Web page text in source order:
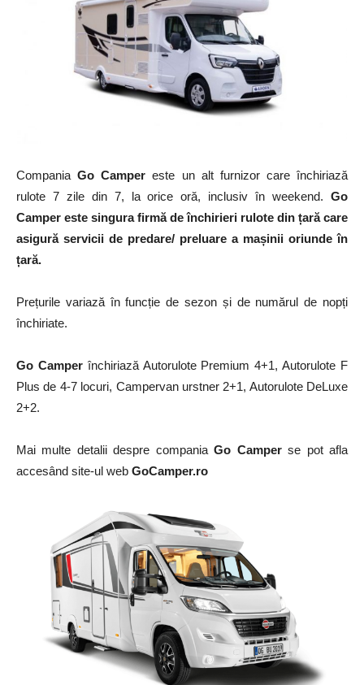
CompaniaGo Camper este un alt furnizor care închiriază
rulote 7 zile din 7, la orice oră, inclusiv în weekend. Go
Camper este singura firmă de închirieri rulote din țară care
asigură servicii de predare/ preluare a mașinii oriunde în
țară.
Prețurile variază în funcție de sezon și de numărul de nopți
închiriate.
Go Camperînchiriază Autorulote Premium 4+1, Autorulote F
Plus de 4-7 locuri, Campervan urstner 2+1, Autorulote DeLuxe
2+2.
Mai multe detalii despre companiaGo Camperse pot afla
accesând site-ul web GoCamper.ro